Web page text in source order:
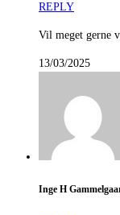
REPLY
Vil meget gerne
13/03/2025
Inge H